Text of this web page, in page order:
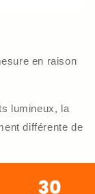
en raison
lumineux, la
différente de